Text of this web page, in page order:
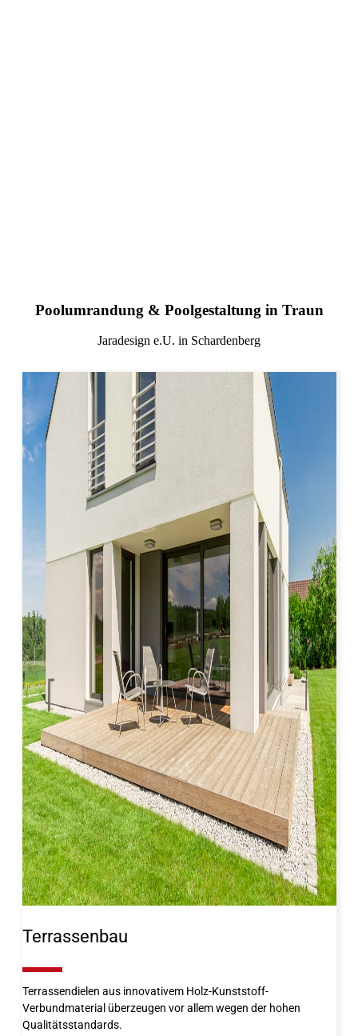
Poolumrandung & Poolgestaltung in Traun
Jaradesign e.U. in Schardenberg
Terrassenbau
Terrassendielen aus innovativem Holz-Kunststoff-
Verbundmaterial überzeugen vor allem wegen der hohen
Qualitätsstandards.